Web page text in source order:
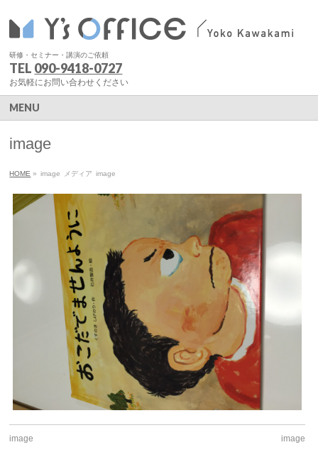
研修・セミナー・講演のご依頼
TEL 090-9418-0727
お気軽にお問い合わせください
MENU
image
HOME » image メディア image
image image